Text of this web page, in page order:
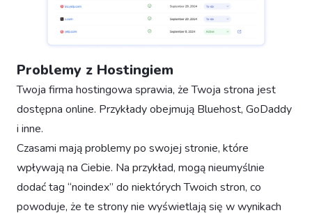
Problemy z Hostingiem
Twoja firma hostingowa sprawia, że Twoja strona jest
dostępna online. Przykłady obejmują Bluehost, GoDaddy
i inne.
Czasami mają problemy po swojej stronie, które
wpływają na Ciebie. Na przykład, mogą nieumyślnie
dodać tag “noindex” do niektórych Twoich stron, co
powoduje, że te strony nie wyświetlają się w wynikach